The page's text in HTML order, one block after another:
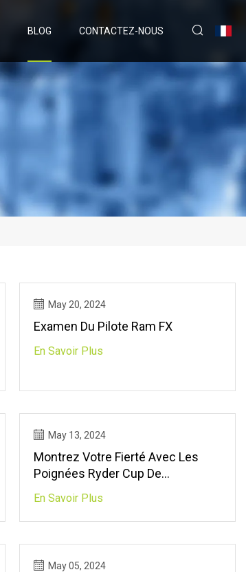
BLOG CONTACTEZ-NOUS
May 20, 2024
Examen Du Pilote Ram FX
En Savoir Plus
May 13, 2024
Montrez Votre Fierté Avec Les
Poignées Ryder Cup De
En Savoir Plus
May 05, 2024